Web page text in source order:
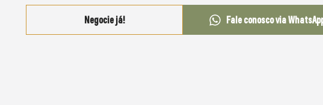
Negocie já! Fale conosco via